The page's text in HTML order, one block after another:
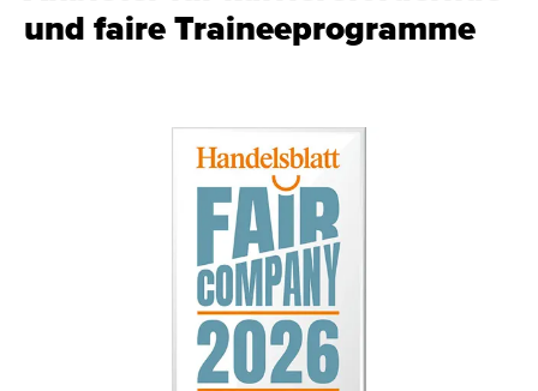
und faire Traineeprogramme